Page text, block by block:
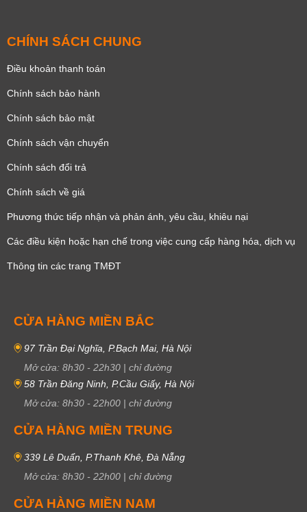
CHÍNH SÁCH CHUNG
Điều khoản thanh toán
Chính sách bảo hành
Chính sách bảo mật
Chính sách vận chuyển
Chính sách đổi trả
Chính sách về giá
Phương thức tiếp nhận và phản ánh, yêu cầu, khiêu nại
Các điều kiện hoặc hạn chế trong việc cung cấp hàng hóa, dịch vụ
Thông tin các trang TMĐT
CỬA HÀNG MIỀN BẮC
97 Trần Đại Nghĩa, P.Bạch Mai, Hà Nội
Mở cửa: 8h30 - 22h30 | chỉ đường
58 Trần Đăng Ninh, P.Cầu Giấy, Hà Nội
Mở cửa: 8h30 - 22h00 | chỉ đường
CỬA HÀNG MIỀN TRUNG
339 Lê Duẩn, P.Thanh Khê, Đà Nẵng
Mở cửa: 8h30 - 22h00 | chỉ đường
CỬA HÀNG MIỀN NAM